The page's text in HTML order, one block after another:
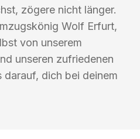
zögere nicht länger.
Wolf Erfurt,
von unserem
unseren zufriedenen
darauf, dich bei deinem